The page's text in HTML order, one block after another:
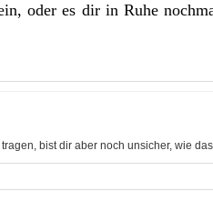
oder es dir in Ruhe